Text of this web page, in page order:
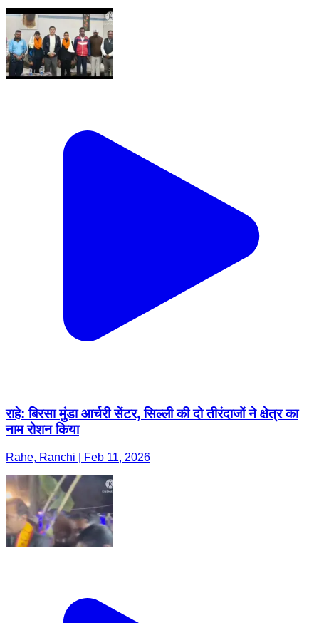
राहे: बिरसा मुंडा आर्चरी सेंटर, सिल्ली की दो तीरंदाजों ने क्षेत्र का
नाम रोशन किया
Rahe, Ranchi | Feb 11, 2026